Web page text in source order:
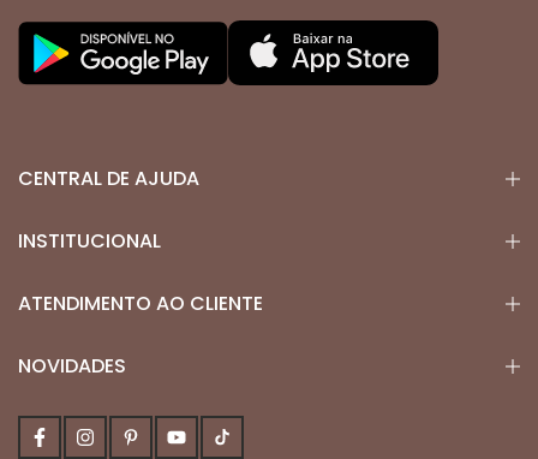
CENTRAL DE AJUDA
INSTITUCIONAL
ATENDIMENTO AO CLIENTE
NOVIDADES